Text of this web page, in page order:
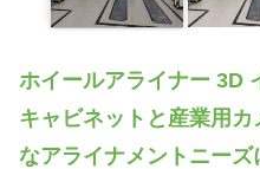
ホイールアライナー 3D
キャビネットと産業用
なアライナメントニーズ